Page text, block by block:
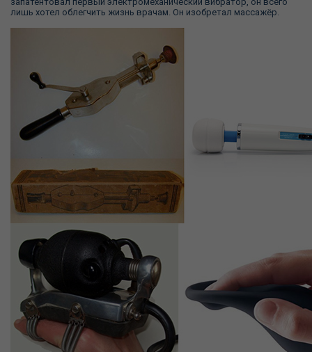
лишь хотел облегчить жизнь врачам. Он изобретал массажёр.